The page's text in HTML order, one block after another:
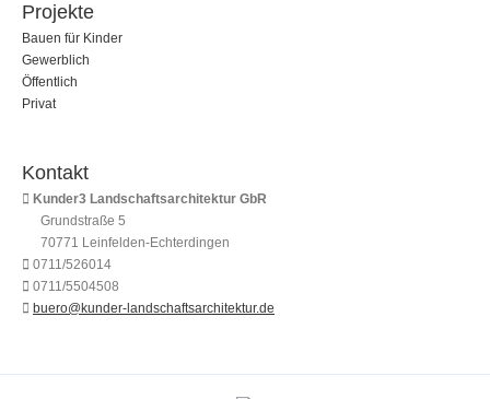
Projekte
Bauen für Kinder
Gewerblich
Öffentlich
Privat
Kontakt
Kunder3 Landschaftsarchitektur GbR
Grundstraße 5
70771 Leinfelden-Echterdingen
0711/526014
0711/5504508
buero@kunder-landschaftsarchitektur.de